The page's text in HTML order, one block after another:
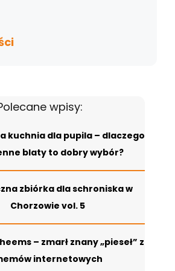
wpisy:
kuchnia dla pupila – dlaczego
blaty to dobry wybór?
zbiórka dla schroniska w
Chorzowie vol. 5
– zmarł znany „pieseł” z
internetowych